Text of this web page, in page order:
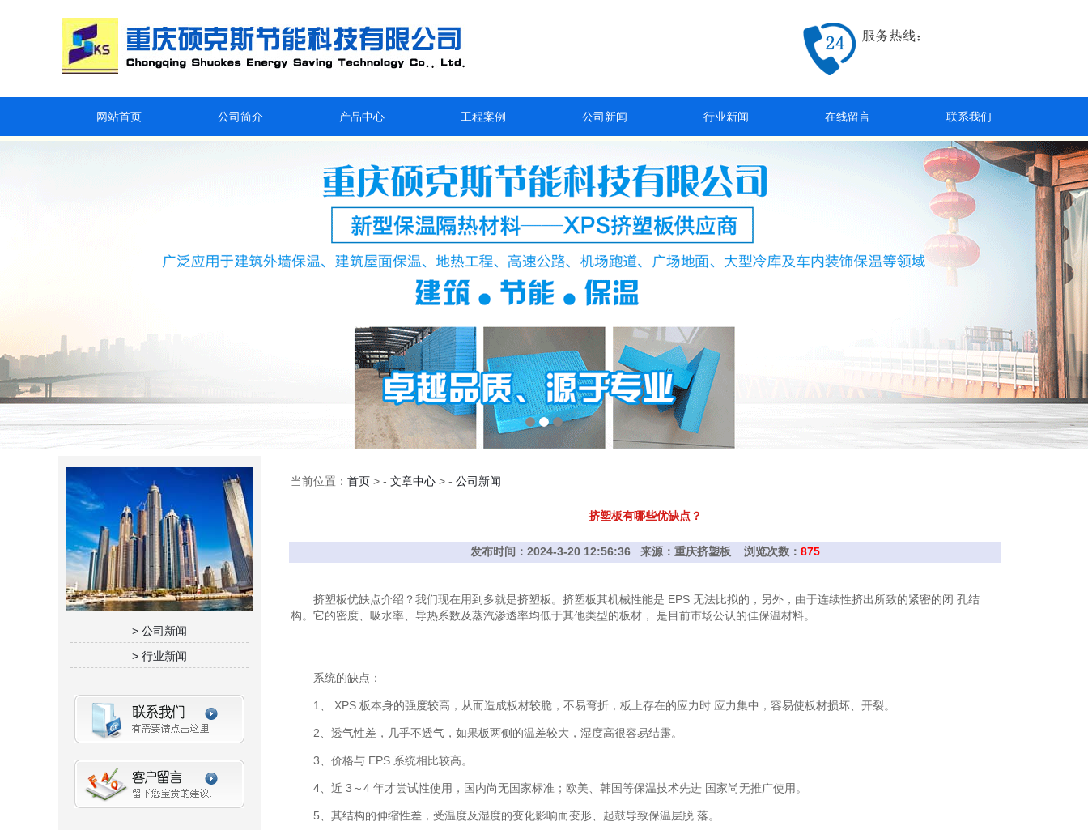
网站首页 公司简介 产品中心 工程案例 公司新闻 行业新闻 在线留言 联系我们
> 公司新闻
> 行业新闻
当前位置： 首页 > - 文章中心 > - 公司新闻
挤塑板有哪些优缺点？
发布时间：2024-3-20 12:56:36 来源：重庆挤塑板 浏览次数： 875
挤塑板优缺点介绍？我们现在用到多就是挤塑板。挤塑板其机械性能是 EPS 无法比拟的，另外，由于连续性挤出所致的紧密的闭 孔结
构。它的密度、吸水率、导热系数及蒸汽渗透率均低于其他类型的板材， 是目前市场公认的佳保温材料。
系统的缺点：
1、 XPS 板本身的强度较高，从而造成板材较脆，不易弯折，板上存在的应力时 应力集中，容易使板材损坏、开裂。
2、透气性差，几乎不透气，如果板两侧的温差较大，湿度高很容易结露。
3、价格与 EPS 系统相比较高。
4、近 3～4 年才尝试性使用，国内尚无国家标准；欧美、韩国等保温技术先进 国家尚无推广使用。
5、其结构的伸缩性差，受温度及湿度的变化影响而变形、起鼓导致保温层脱 落。